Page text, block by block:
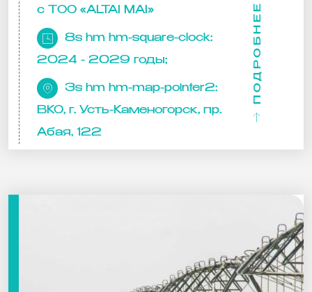
с ТОО «ALTAI MAI»
8s hm hm-square-clock:
2024 - 2029 годы;
3s hm hm-map-pointer2:
ВКО, г. Усть-Каменогорск, пр.
Абая, 122
ПОДРОБНЕЕ